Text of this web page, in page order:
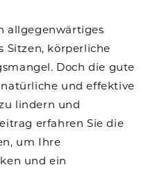
allgegenwärtiges
Sitzen, körperliche
Doch die gute
und effektive
lindern und
erfahren Sie die
um Ihre
und ein